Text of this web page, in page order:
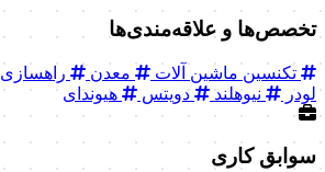
تخصص‌ها و علاقه‌مندی‌ها
تکنسین ماشین آلات معدن راهسازی
لودر
نیوهلند دویتس هیوندای
سوابق کاری